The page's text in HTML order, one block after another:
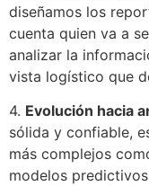
diseñamos los
cuenta quien va a
analizar la
vista logístico que
4. Evolución hacia
sólida y confiable,
más complejos
modelos